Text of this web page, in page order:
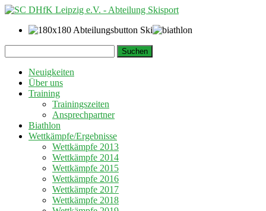
zum
Inhalt
nach:
Neuigkeiten
Über uns
Training
Trainingszeiten
Ansprechpartner
Biathlon
Wettkämpfe/Ergebnisse
Wettkämpfe 2013
Wettkämpfe 2014
Wettkämpfe 2015
Wettkämpfe 2016
Wettkämpfe 2017
Wettkämpfe 2018